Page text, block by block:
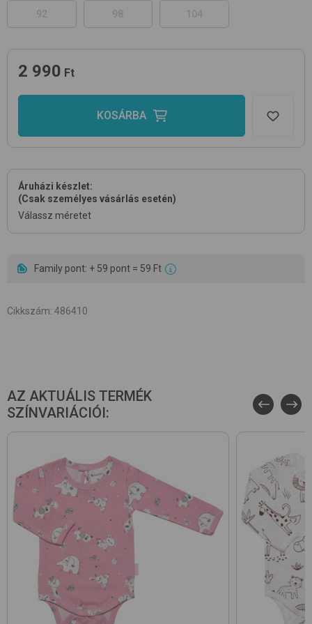
92 98 104
2 990 Ft
KOSÁRBA
Áruházi készlet:
(Csak személyes vásárlás esetén)
Válassz méretet
Family pont: + 59 pont = 59 Ft
Cikkszám: 486410
AZ AKTUÁLIS TERMÉK
SZÍNVARIÁCIÓI: